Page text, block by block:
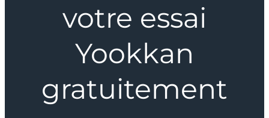
votre essai
Yookkan
gratuitement